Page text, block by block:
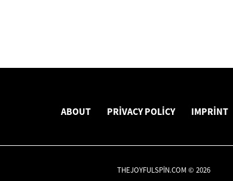
ABOUT PRIVACY POLICY IMPRINT
THEJOYFULSPIN.COM © 2026